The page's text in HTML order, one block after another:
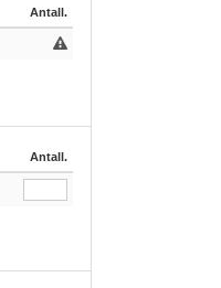
Antall.
Antall.